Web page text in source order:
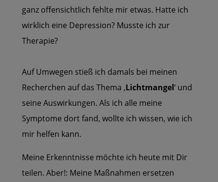
ganz offensichtlich fehlte mir etwas. Hatte ich
wirklich eine Depression? Musste ich zur
Therapie?
Auf Umwegen stieß ich damals bei meinen
Recherchen auf das Thema ‚Lichtmangel‘ und
seine Auswirkungen. Als ich alle meine
Symptome dort fand, wollte ich wissen, wie ich
mir helfen kann.
Meine Erkenntnisse möchte ich heute mit Dir
teilen. Aber!: Meine Maßnahmen ersetzen